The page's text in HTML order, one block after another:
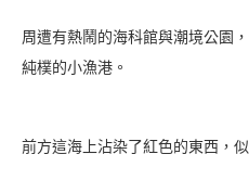
周遭有熱鬧的海科館與潮境公園
純樸的小漁港。
前方這海上沾染了紅色的東西，